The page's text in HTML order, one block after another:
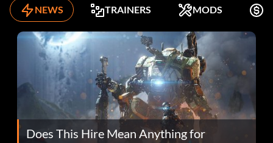
NEWS TRAINERS MODS
Does This Hire Mean Anything for